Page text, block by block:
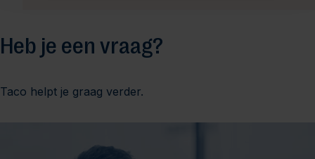
Heb je een vraag?
Taco helpt je graag verder.